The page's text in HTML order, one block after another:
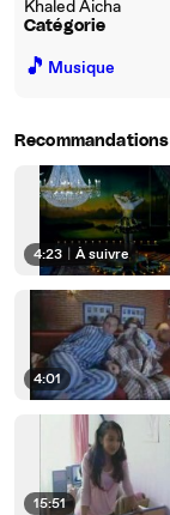
Khaled Aicha
Catégorie
🎵 Musique
Recommandations
4:23 À suivre
4:01
15:51